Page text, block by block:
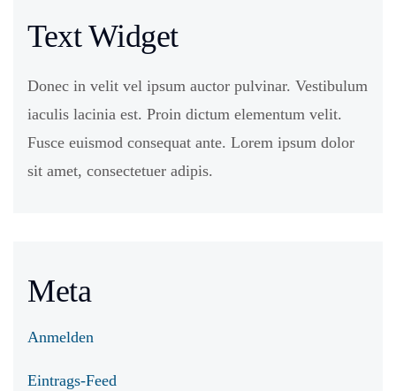
Text Widget
Donec in velit vel ipsum auctor pulvinar. Vestibulum
iaculis lacinia est. Proin dictum elementum velit.
Fusce euismod consequat ante. Lorem ipsum dolor
sit amet, consectetuer adipis.
Meta
Anmelden
Eintrags-Feed